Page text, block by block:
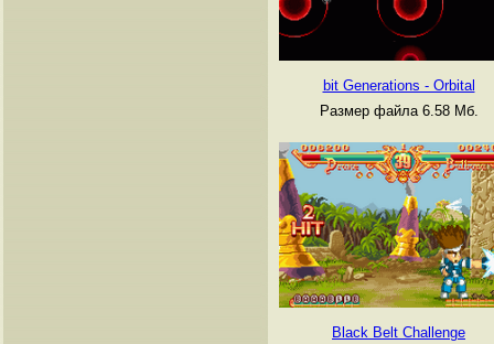
bit Generations - Orbital
Размер файла 6.58 Мб.
Black Belt Challenge